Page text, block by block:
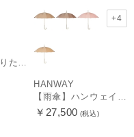
+4
HANWAY
￥27,500 (税込)